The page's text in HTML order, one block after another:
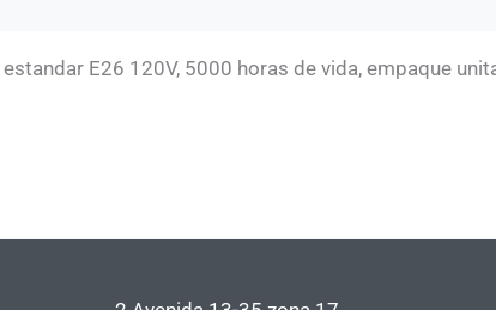
E26 120V, 5000 horas de vida, empaque